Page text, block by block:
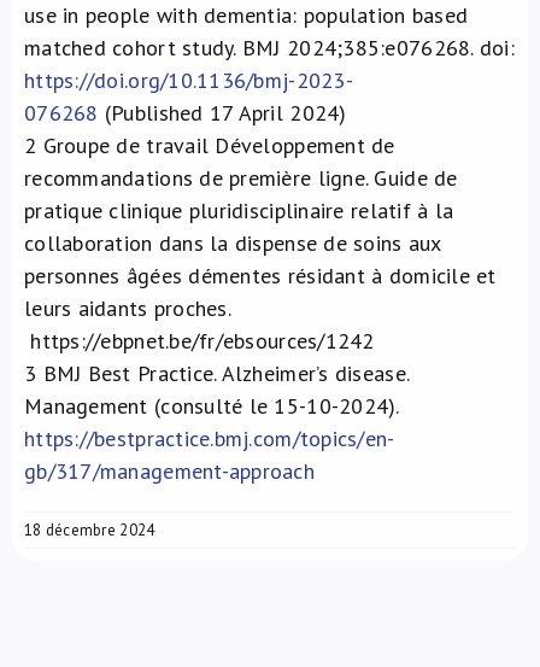
use in people with dementia: population based
matched cohort study. BMJ 2024;385:e076268. doi:
https://doi.org/10.1136/bmj-2023-
076268 (Published 17 April 2024)
2 Groupe de travail Développement de
recommandations de première ligne. Guide de
pratique clinique pluridisciplinaire relatif à la
collaboration dans la dispense de soins aux
personnes âgées démentes résidant à domicile et
leurs aidants proches.
https://ebpnet.be/fr/ebsources/1242
3 BMJ Best Practice. Alzheimer’s disease.
Management (consulté le 15-10-2024).
https://bestpractice.bmj.com/topics/en-
gb/317/management-approach
18 décembre 2024